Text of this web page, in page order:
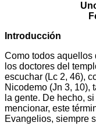
Introducción
Como todos aquellos
los doctores del
escuchar (Lc 2, 46),
Nicodemo (Jn 3, 10),
la gente. De hecho,
mencionar, este
Evangelios, siempre